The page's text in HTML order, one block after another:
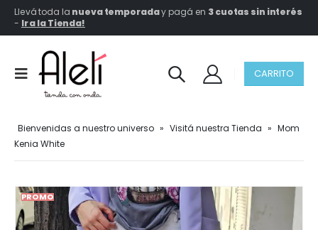
Llevá toda la nueva temporaday pagá en 3 cuotas sin interés
- Ir a la Tienda!
CARRITO
Bienvenidas a nuestro universo » Visitá nuestra Tienda » Mom
Kenia White
PROMO